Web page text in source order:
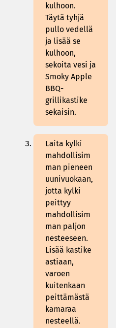
kulhoon.
Täytä tyhjä
pullo vedellä
ja lisää se
kulhoon,
sekoita vesi ja
Smoky Apple
BBQ-
grillikastike
sekaisin.
Laita kylki
mahdollisim
man pieneen
uunivuokaan,
jotta kylki
peittyy
mahdollisim
man paljon
nesteeseen.
Lisää kastike
astiaan,
varoen
kuitenkaan
peittämästä
kamaraa
nesteellä.